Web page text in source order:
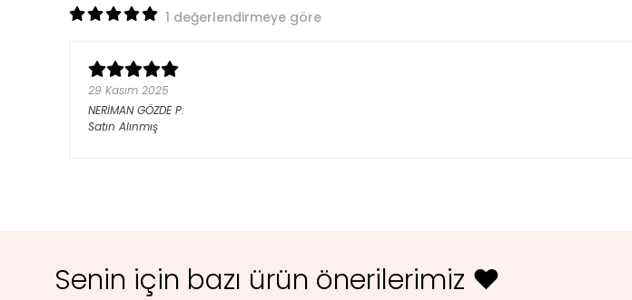
1 değerlendirmeye göre
29 Kasım 2025
NERİMAN GÖZDE P.
Satın Alınmış
Senin için bazı ürün önerilerimiz ♥